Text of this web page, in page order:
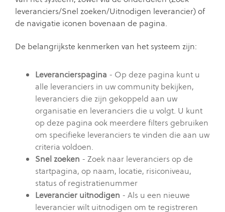
leveranciers/Snel zoeken/Uitnodigen leverancier) of
de navigatie iconen bovenaan de pagina.
De belangrijkste kenmerken van het systeem zijn:
Leverancierspagina - Op deze pagina kunt u
alle leveranciers in uw community bekijken,
leveranciers die zijn gekoppeld aan uw
organisatie en leveranciers die u volgt. U kunt
op deze pagina ook meerdere filters gebruiken
om specifieke leveranciers te vinden die aan uw
criteria voldoen.
Snel zoeken - Zoek naar leveranciers op de
startpagina, op naam, locatie, risiconiveau,
status of registratienummer
Leverancier uitnodigen - Als u een nieuwe
leverancier wilt uitnodigen om te registreren